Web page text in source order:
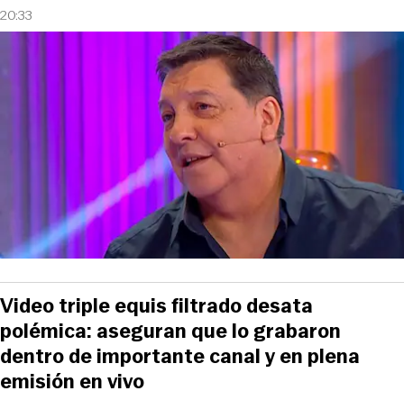
20:33
Video triple equis filtrado desata
polémica: aseguran que lo grabaron
dentro de importante canal y en plena
emisión en vivo